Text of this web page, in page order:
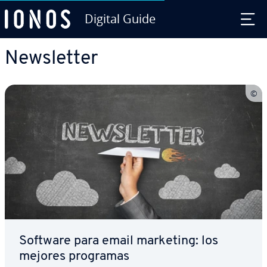
Digital Guide
Ne­w­s­le­t­ter
Software para email marketing: los
mejores programas